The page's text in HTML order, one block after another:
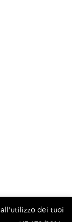
dei tuoi